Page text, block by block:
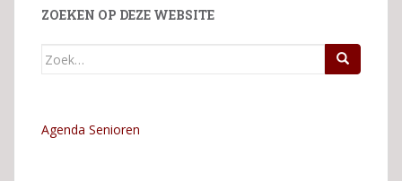
ZOEKEN OP DEZE WEBSITE
Zoek
Agenda Senioren